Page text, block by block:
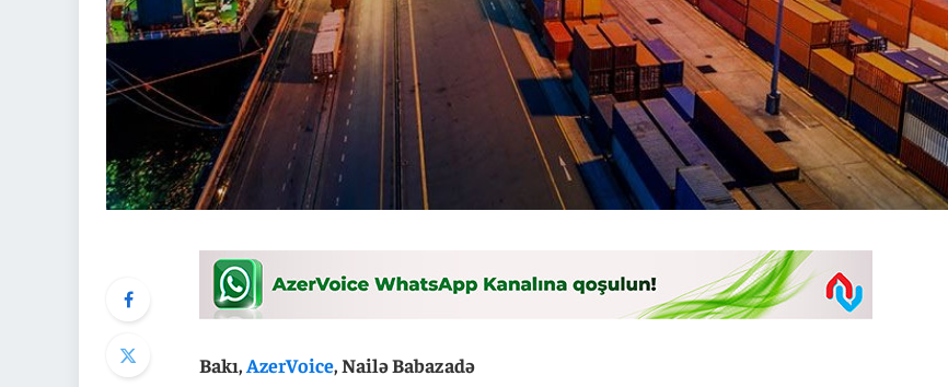
Bakı, AzerVoice, Nailə Babazadə